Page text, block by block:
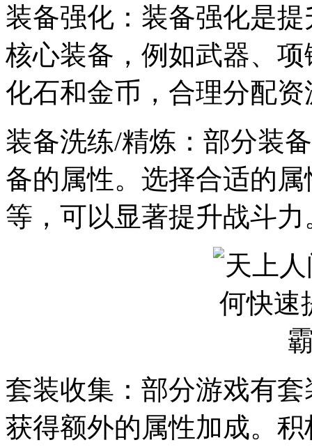
装备强化：装备强化是
核心装备，例如武器、
化石和金币，合理分配
装备洗练/精炼：部分装
备的属性。选择合适的
等，可以显著提升战斗力
套装收集：部分游戏有
获得额外的属性加成。